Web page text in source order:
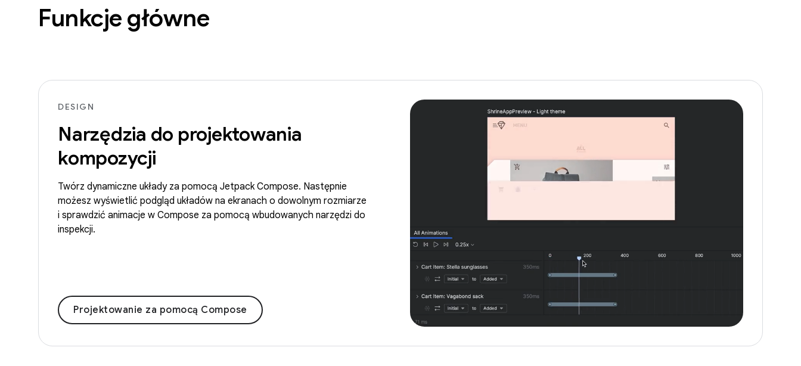
Funkcje główne
DESIGN
Narzędzia do projektowania
kompozycji
Twórz dynamiczne układy za pomocą Jetpack Compose. Następnie
możesz wyświetlić podgląd układów na ekranach o dowolnym rozmiarze
i sprawdzić animacje w Compose za pomocą wbudowanych narzędzi do
inspekcji.
Projektowanie za pomocą Compose